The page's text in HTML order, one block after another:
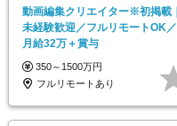
動画編集クリエイター※初掲載｜
未経験歓迎／フルリモートOK／
月給32万＋賞与
350～1500万円
フルリモートあり